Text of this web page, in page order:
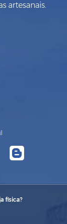
artesanais.
física?